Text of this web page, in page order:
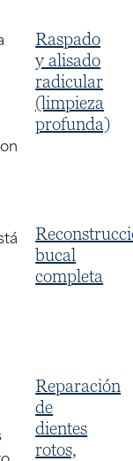
Raspado
y alisado
radicular
(limpieza
profunda)
bucal
completa
Reparación
de
dientes
rotos,